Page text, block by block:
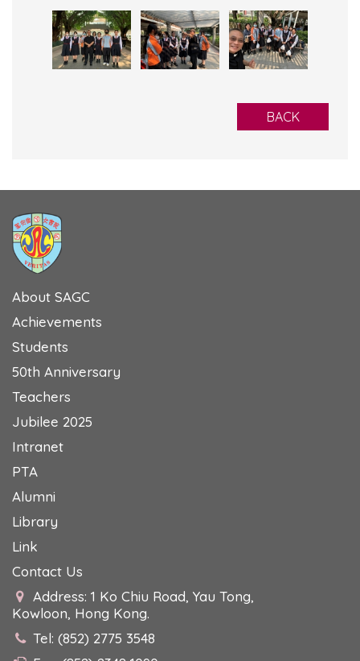
BACK
About SAGC
Achievements
Students
50th Anniversary
Teachers
Jubilee 2025
Intranet
PTA
Alumni
Library
Link
Contact Us
Address: 1 Ko Chiu Road, Yau Tong,
Kowloon, Hong Kong.
Tel: (852) 2775 3548